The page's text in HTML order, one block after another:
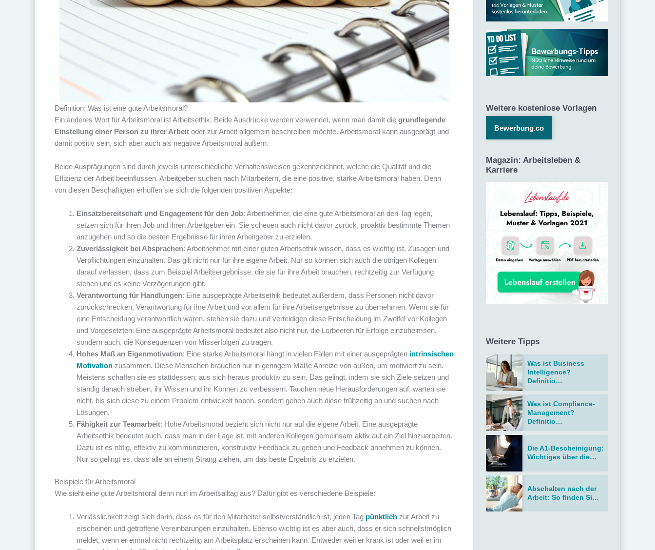
Definition: Was ist eine gute Arbeitsmoral?
Ein anderes Wort für Arbeitsmoral ist Arbeitsethik. Beide Ausdrücke werden verwendet, wenn man damit die grundlegende
Einstellung einer Person zu ihrer Arbeit oder zur Arbeit allgemein beschreiben möchte. Arbeitsmoral kann ausgeprägt und
damit positiv sein, sich aber auch als negative Arbeitsmoral äußern.
Beide Ausprägungen sind durch jeweils unterschiedliche Verhaltensweisen gekennzeichnet, welche die Qualität und die
Effizienz der Arbeit beeinflussen. Arbeitgeber suchen nach Mitarbeitern, die eine positive, starke Arbeitsmoral haben. Denn
von diesen Beschäftigten erhoffen sie sich die folgenden positiven Aspekte:
Einsatzbereitschaft und Engagement für den Job: Arbeitnehmer, die eine gute Arbeitsmoral an den Tag legen,
setzen sich für ihren Job und ihren Arbeitgeber ein. Sie scheuen auch nicht davor zurück, proaktiv bestimmte Themen
anzugehen und so die besten Ergebnisse für ihren Arbeitgeber zu erzielen.
Zuverlässigkeit bei Absprachen: Arbeitnehmer mit einer guten Arbeitsethik wissen, dass es wichtig ist, Zusagen und
Verpflichtungen einzuhalten. Das gilt nicht nur für ihre eigene Arbeit. Nur so können sich auch die übrigen Kollegen
darauf verlassen, dass zum Beispiel Arbeitsergebnisse, die sie für ihre Arbeit brauchen, rechtzeitig zur Verfügung
stehen und es keine Verzögerungen gibt.
Verantwortung für Handlungen: Eine ausgeprägte Arbeitsethik bedeutet außerdem, dass Personen nicht davor
zurückschrecken, Verantwortung für ihre Arbeit und vor allem für ihre Arbeitsergebnisse zu übernehmen. Wenn sie für
eine Entscheidung verantwortlich waren, stehen sie dazu und verteidigen diese Entscheidung im Zweifel vor Kollegen
und Vorgesetzten. Eine ausgeprägte Arbeitsmoral bedeutet also nicht nur, die Lorbeeren für Erfolge einzuheimsen,
sondern auch, die Konsequenzen von Misserfolgen zu tragen.
Hohes Maß an Eigenmotivation: Eine starke Arbeitsmoral hängt in vielen Fällen mit einer ausgeprägten intrinsischen
Motivation zusammen. Diese Menschen brauchen nur in geringem Maße Anreize von außen, um motiviert zu sein.
Meistens schaffen sie es stattdessen, aus sich heraus produktiv zu sein. Das gelingt, indem sie sich Ziele setzen und
ständig danach streben, ihr Wissen und ihr Können zu verbessern. Tauchen neue Herausforderungen auf, warten sie
nicht, bis sich diese zu einem Problem entwickelt haben, sondern gehen auch diese frühzeitig an und suchen nach
Lösungen.
Fähigkeit zur Teamarbeit: Hohe Arbeitsmoral bezieht sich nicht nur auf die eigene Arbeit. Eine ausgeprägte
Arbeitsethik bedeutet auch, dass man in der Lage ist, mit anderen Kollegen gemeinsam aktiv auf ein Ziel hinzuarbeiten.
Dazu ist es nötig, effektiv zu kommunizieren, konstruktiv Feedback zu geben und Feedback annehmen zu können.
Nur so gelingt es, dass alle an einem Strang ziehen, um das beste Ergebnis zu erzielen.
Beispiele für Arbeitsmoral
Wie sieht eine gute Arbeitsmoral denn nun im Arbeitsalltag aus? Dafür gibt es verschiedene Beispiele:
Verlässlichkeit zeigt sich darin, dass es für den Mitarbeiter selbstverständlich ist, jeden Tag pünktlich zur Arbeit zu
erscheinen und getroffene Vereinbarungen einzuhalten. Ebenso wichtig ist es aber auch, dass er sich schnellstmöglich
meldet, wenn er einmal nicht rechtzeitig am Arbeitsplatz erscheinen kann. Entweder weil er krank ist oder weil er im
Weitere kostenlose Vorlagen
Bewerbung.co
Magazin: Arbeitsleben &
Karriere
Weitere Tipps
Was ist Business
Intelligence?
Definitio…
Was ist Compliance-
Management?
Definitio…
Die A1-Bescheinigung:
Wichtiges über die…
Abschalten nach der
Arbeit: So finden Si…